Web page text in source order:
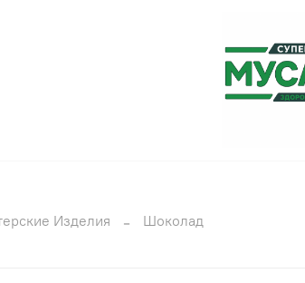
Изделия Шоколад